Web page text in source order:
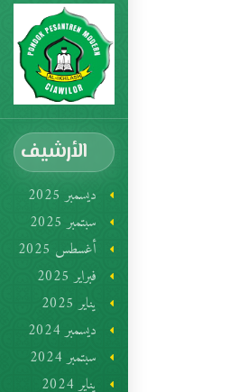
الأرشيف
ديسمبر 2025
سبتمبر 2025
أغسطس 2025
فبراير 2025
يناير 2025
ديسمبر 2024
سبتمبر 2024
يناير 2024